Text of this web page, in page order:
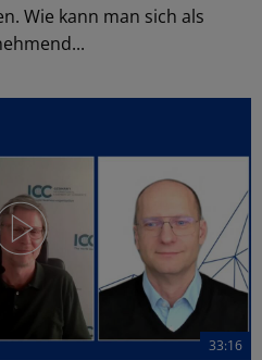
Wie kann man sich als
33:16